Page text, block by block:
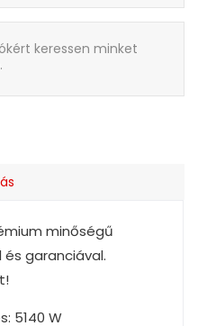
keressen minket
minőségű
garanciával.
5140 W